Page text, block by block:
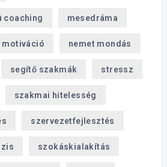
coaching mesedráma
motiváció nemet mondás
segítő szakmák stressz
szakmai hitelesség
szervezetfejlesztés
szokáskialakítás